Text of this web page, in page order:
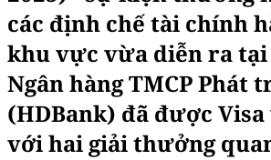
các định chế tài chính
khu vực vừa diễn ra tại
Ngân hàng TMCP Phát
(HDBank) đã được
với hai giải thưởng